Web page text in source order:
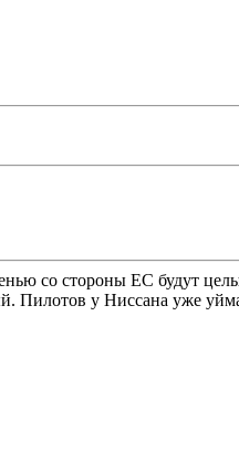
со стороны ЕС будут
у Ниссана уже